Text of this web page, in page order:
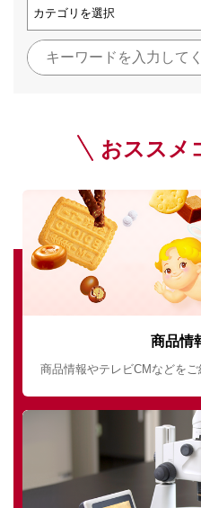
おススメ
商品情
商品情報やテレビCMなどをご